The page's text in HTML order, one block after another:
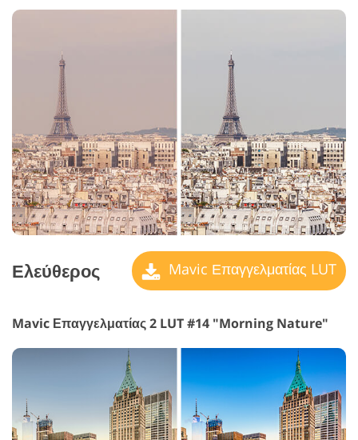
Ελεύθερος Mavic Επαγγελματίας LUT
Mavic Επαγγελματίας 2 LUT #14 "Morning Nature"